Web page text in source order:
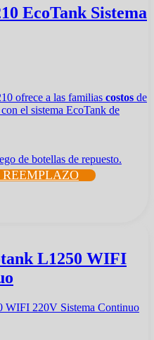
EcoTank Sistema
ofrece a las familias costos de
con el sistema EcoTank de
de botellas de repuesto.
L1250 WIFI